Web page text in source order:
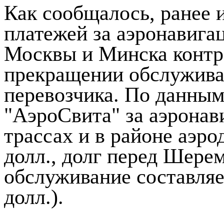
Как сообщалось, ранее
платежей за
Москвы и Минска
прекращении
перевозчика. По
"АэроСвита" за
трассах и в районе
долл., долг перед
обслуживание
долл.).